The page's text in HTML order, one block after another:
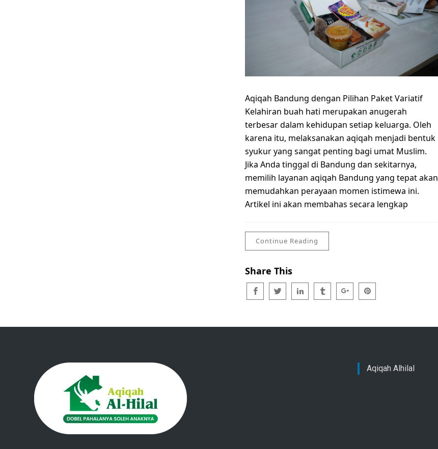
Aqiqah Bandung dengan Pilihan Paket Variatif
Kelahiran buah hati merupakan anugerah
terbesar dalam kehidupan setiap keluarga. Oleh
karena itu, melaksanakan aqiqah menjadi bentuk
syukur yang sangat penting bagi umat Muslim.
Jika Anda tinggal di Bandung dan sekitarnya,
memilih layanan aqiqah Bandung yang tepat akan
memudahkan perayaan momen istimewa ini.
Artikel ini akan membahas secara lengkap
Continue Reading
Share This
Aqiqah Alhilal